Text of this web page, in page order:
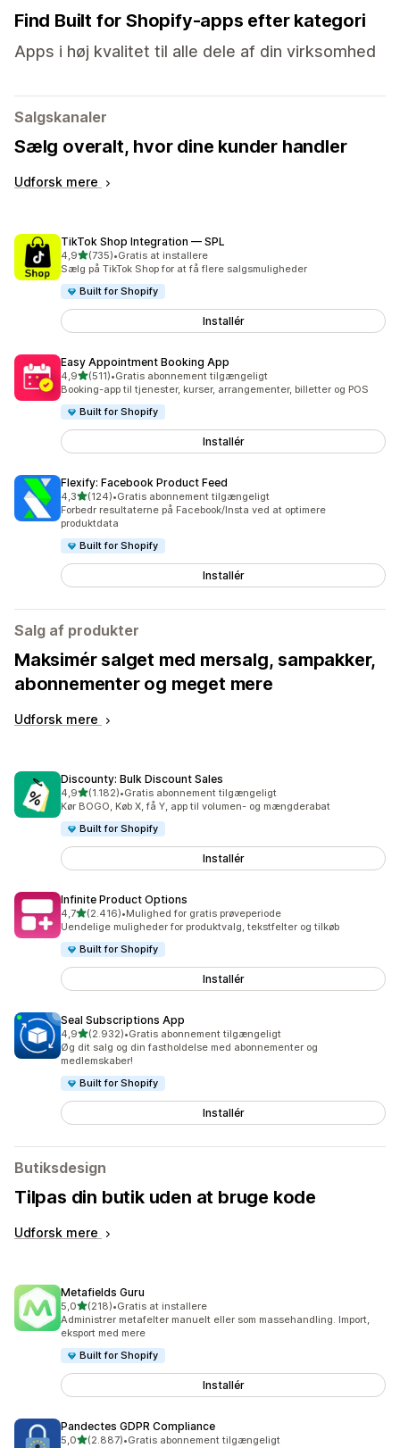
Find Built for Shopify-apps efter kategori
Apps i høj kvalitet til alle dele af din virksomhed
Salgskanaler
Sælg overalt, hvor dine kunder handler
Udforsk mere
TikTok Shop Integration — SPL
4,9ud af 5 stjerner
(735)
735 anmeldelser i alt
•Gratis at installere
Sælg på TikTok Shop for at få flere salgsmuligheder
Built for Shopify
Installér
Easy Appointment Booking App
4,9ud af 5 stjerner
(511)
511 anmeldelser i alt
•Gratis abonnement tilgængeligt
Booking-app til tjenester, kurser, arrangementer, billetter og POS
Built for Shopify
Installér
Flexify: Facebook Product Feed
4,3ud af 5 stjerner
(124)
124 anmeldelser i alt
•Gratis abonnement tilgængeligt
Forbedr resultaterne på Facebook/Insta ved at optimere
produktdata
Built for Shopify
Installér
Salg af produkter
Maksimér salget med mersalg, sampakker,
abonnementer og meget mere
Udforsk mere
Discounty: Bulk Discount Sales
4,9ud af 5 stjerner
(1.182)
1182 anmeldelser i alt
•Gratis abonnement tilgængeligt
Kør BOGO, Køb X, få Y, app til volumen- og mængderabat
Built for Shopify
Installér
Infinite Product Options
4,7ud af 5 stjerner
(2.416)
2416 anmeldelser i alt
•Mulighed for gratis prøveperiode
Uendelige muligheder for produktvalg, tekstfelter og tilkøb
Built for Shopify
Installér
Seal Subscriptions App
4,9ud af 5 stjerner
(2.932)
2932 anmeldelser i alt
•Gratis abonnement tilgængeligt
Øg dit salg og din fastholdelse med abonnementer og
medlemskaber!
Built for Shopify
Installér
Butiksdesign
Tilpas din butik uden at bruge kode
Udforsk mere
Metafields Guru
5,0ud af 5 stjerner
(218)
218 anmeldelser i alt
•Gratis at installere
Administrer metafelter manuelt eller som massehandling. Import,
eksport med mere
Built for Shopify
Installér
Pandectes GDPR Compliance
5,0ud af 5 stjerner
(2.887)
2887 anmeldelser i alt
•Gratis abonnement tilgængeligt